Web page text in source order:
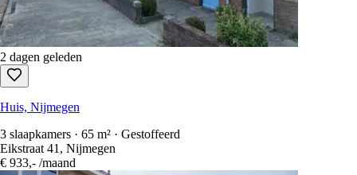
2 dagen geleden
Huis, Nijmegen
3 slaapkamers · 65 m² · Gestoffeerd
Eikstraat 41, Nijmegen
€ 933,- /maand